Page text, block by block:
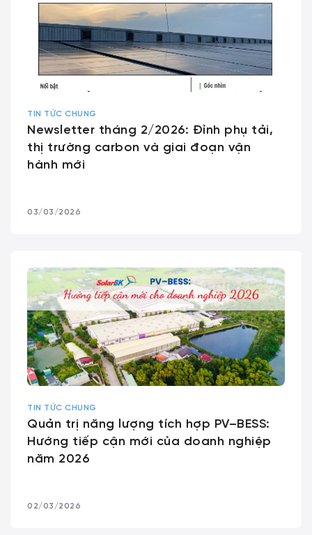
TIN TỨC CHUNG
Newsletter tháng 2/2026: Đỉnh phụ tải,
thị trường carbon và giai đoạn vận
hành mới
03/03/2026
TIN TỨC CHUNG
Quản trị năng lượng tích hợp PV–BESS:
Hướng tiếp cận mới của doanh nghiệp
năm 2026
02/03/2026